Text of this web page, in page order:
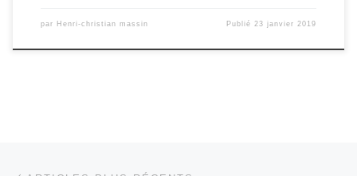
par Henri-christian massin Publié23 janvier 2019